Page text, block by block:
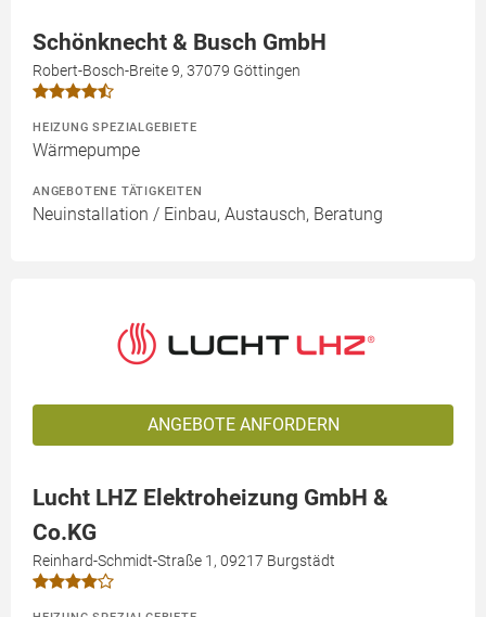
Schönknecht & Busch GmbH
Robert-Bosch-Breite 9, 37079 Göttingen
HEIZUNG SPEZIALGEBIETE
Wärmepumpe
ANGEBOTENE TÄTIGKEITEN
Neuinstallation / Einbau, Austausch, Beratung
ANGEBOTE ANFORDERN
Lucht LHZ Elektroheizung GmbH &
Co.KG
Reinhard-Schmidt-Straße 1, 09217 Burgstädt